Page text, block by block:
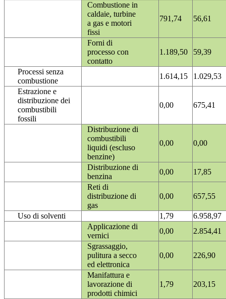
Combustione in
caldaie, turbine
a gas e motori
fissi
791,74 56,61
Forni di
processo con
contatto
1.189,50 59,39
Processi senza
combustione
1.614,15
1.029,53
Estrazione e
distribuzione dei
combustibili
fossili
0,00 675,41
Distribuzione di
combustibili
liquidi (escluso
benzine)
0,00 0,00
Distribuzione di
benzina
0,00
17,85
Reti di
distribuzione di
gas
0,00 657,55
Uso di solventi 1,79
6.958,97
Applicazione di
vernici
0,00
2.854,41
Sgrassaggio,
pulitura a secco
ed elettronica
0,00 226,90
Manifattura e
lavorazione di
prodotti chimici
1,79 203,15